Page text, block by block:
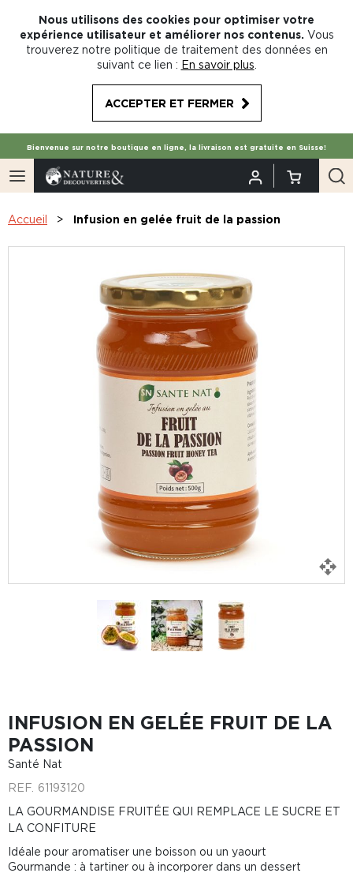
Nous utilisons des cookies pour optimiser votre
expérience utilisateur et améliorer nos contenus. Vous
trouverez notre politique de traitement des données en
suivant ce lien : En savoir plus
ACCEPTER ET FERMER
Bienvenue sur notre boutique en ligne, la livraison est gratuite en Suisse!
Accueil Infusion en gelée fruit de la passion
INFUSION EN GELÉE FRUIT DE LA
PASSION
Santé Nat
REF. 61193120
LA GOURMANDISE FRUITÉE QUI REMPLACE LE SUCRE ET
LA CONFITURE
Idéale pour aromatiser une boisson ou un yaourt
Gourmande : à tartiner ou à incorporer dans un dessert